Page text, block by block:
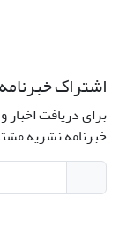
اشتراک خبرنامه
برای دریافت
خبرنامه نشریه